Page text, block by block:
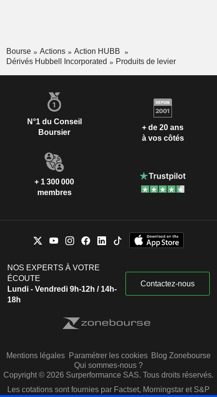
Bourse Actions
Action HUBB
Dérivés Hubbell Incorporated
Produits de levier
N°1 du Conseil
Boursier
+ de 20 ans
à vos côtés
+ 1 300 000
membres
NOS EXPERTS À VOTRE
ÉCOUTE
Lundi - Vendredi 9h-12h / 14h-
18h
Contactez-nous
Mentions légales Paramétrer les cookies Blog Zonebourse
Qui sommes-nous ?
Copyright © 2026 Surperformance SAS. Tous droits réservés.
Les cotations sont fournies par Factset, Morningstar et S&P